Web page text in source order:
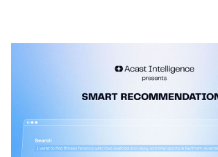
Heading 1
Heading 2